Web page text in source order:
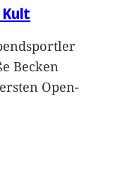
Becken
Open-